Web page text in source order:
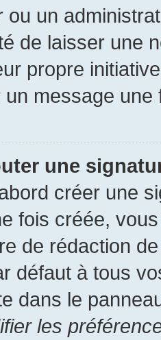
ou un
de laisser une
propre
message une
une
créer une
fois créée,
de rédaction
défaut à tous
dans le
les